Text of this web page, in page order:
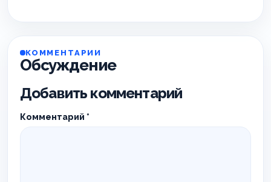
КОММЕНТАРИИ
Обсуждение
Добавить комментарий
Комментарий *